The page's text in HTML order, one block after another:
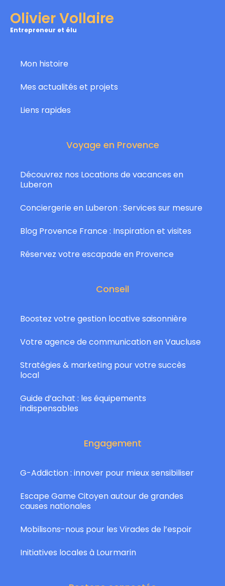
Olivier Vollaire
Entrepreneur et élu
Mon histoire
Mes actualités et projets
Liens rapides
Voyage en Provence
Découvrez nos Locations de vacances en
Luberon
Conciergerie en Luberon : Services sur mesure
Blog Provence France : Inspiration et visites
Réservez votre escapade en Provence
Conseil
Boostez votre gestion locative saisonnière
Votre agence de communication en Vaucluse
Stratégies & marketing pour votre succès
local
Guide d’achat : les équipements
indispensables
Engagement
G-Addiction : innover pour mieux sensibiliser
Escape Game Citoyen autour de grandes
causes nationales
Mobilisons-nous pour les Virades de l’espoir
Initiatives locales à Lourmarin